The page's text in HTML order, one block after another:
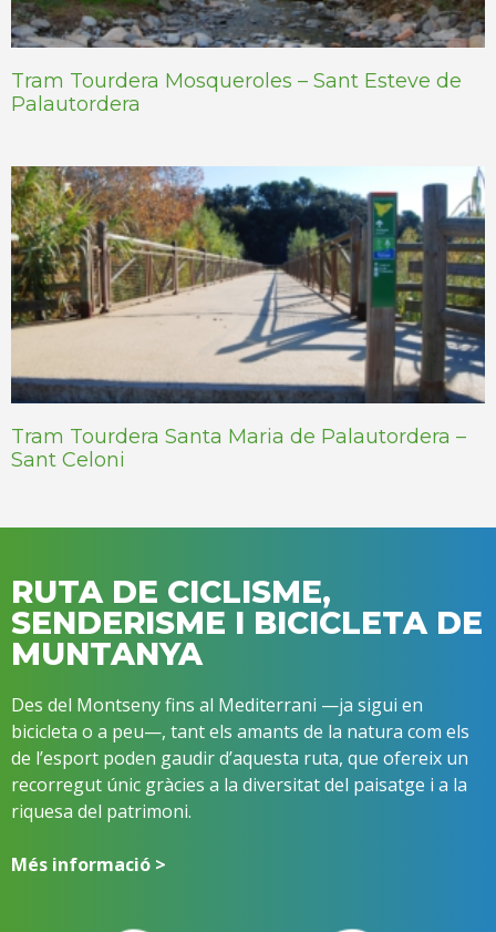
Tram Tourdera Mosqueroles – Sant Esteve de
Palautordera
Tram Tourdera Santa Maria de Palautordera –
Sant Celoni
RUTA DE CICLISME,
SENDERISME I BICICLETA DE
MUNTANYA
Des del Montseny fins al Mediterrani —ja sigui en
bicicleta o a peu—, tant els amants de la natura com els
de l’esport poden gaudir d’aquesta ruta, que ofereix un
recorregut únic gràcies a la diversitat del paisatge i a la
riquesa del patrimoni.
Més informació >